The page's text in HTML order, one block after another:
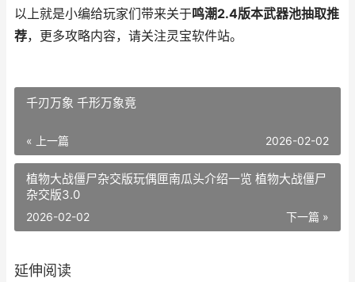
以上就是小编给玩家们带来关于鸣潮2.4版本武器池抽取推
荐，更多攻略内容，请关注灵宝软件站。
千刃万象 千形万象竟
« 上一篇 2026-02-02
植物大战僵尸杂交版玩偶匣南瓜头介绍一览 植物大战僵尸
杂交版3.0
下一篇 »
2026-02-02
延伸阅读